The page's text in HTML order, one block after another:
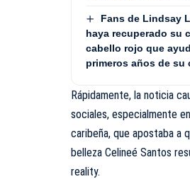
Fans de Lindsay
haya recuperado su
cabello rojo que
primeros años de su
Rápidamente, la noticia
sociales, especialmente
caribeña, que apostaba a
belleza Celineé Santos
reality.